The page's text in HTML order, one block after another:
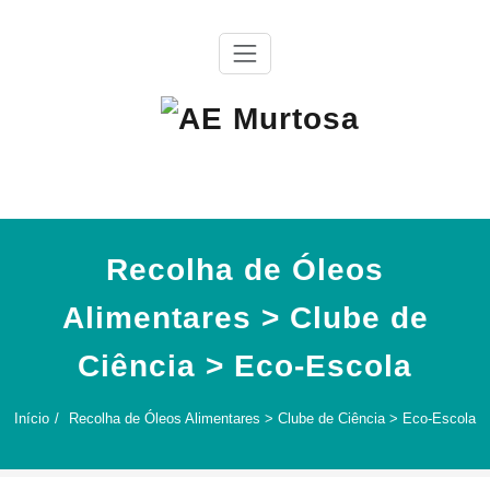
Recolha de Óleos
Alimentares > Clube de
Ciência > Eco-Escola
Início Recolha de Óleos Alimentares > Clube de Ciência > Eco-Escola